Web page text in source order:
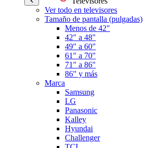
Ver todo en televisores
Tamaño de pantalla (pulgadas)
Menos de 42"
42" a 48"
49" a 60"
61" a 70"
71" a 86"
86" y más
Marca
Samsung
LG
Panasonic
Kalley
Hyundai
Challenger